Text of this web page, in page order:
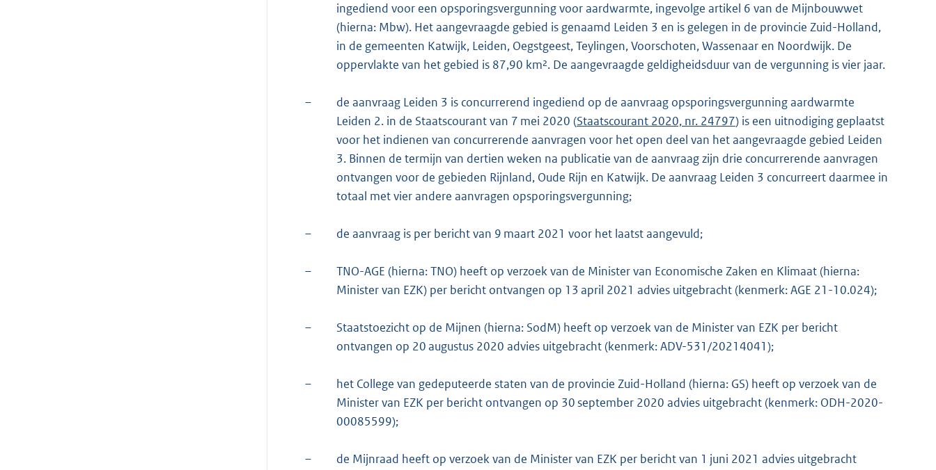
9
ingediend voor een opsporingsvergunning voor aardwarmte, ingevolge artikel 6 van de Mijnbouwwet
(hierna: Mbw). Het aangevraagde gebied is genaamd Leiden 3 en is gelegen in de provincie Zuid-Holland,
in de gemeenten Katwijk, Leiden, Oegstgeest, Teylingen, Voorschoten, Wassenaar en Noordwijk. De
oppervlakte van het gebied is 87,90 km². De aangevraagde geldigheidsduur van de vergunning is vier jaar.
–
de aanvraag Leiden 3 is concurrerend ingediend op de aanvraag opsporingsvergunning aardwarmte
Leiden 2. in de Staatscourant van 7 mei 2020 (Staatscourant 2020, nr. 24797) is een uitnodiging geplaatst
voor het indienen van concurrerende aanvragen voor het open deel van het aangevraagde gebied Leiden
3. Binnen de termijn van dertien weken na publicatie van de aanvraag zijn drie concurrerende aanvragen
ontvangen voor de gebieden Rijnland, Oude Rijn en Katwijk. De aanvraag Leiden 3 concurreert daarmee in
totaal met vier andere aanvragen opsporingsvergunning;
– de aanvraag is per bericht van 9 maart 2021 voor het laatst aangevuld;
–
TNO-AGE (hierna: TNO) heeft op verzoek van de Minister van Economische Zaken en Klimaat (hierna:
Minister van EZK) per bericht ontvangen op 13 april 2021 advies uitgebracht (kenmerk: AGE 21-10.024);
–
Staatstoezicht op de Mijnen (hierna: SodM) heeft op verzoek van de Minister van EZK per bericht
ontvangen op 20 augustus 2020 advies uitgebracht (kenmerk: ADV-531/20214041);
–
het College van gedeputeerde staten van de provincie Zuid-Holland (hierna: GS) heeft op verzoek van de
Minister van EZK per bericht ontvangen op 30 september 2020 advies uitgebracht (kenmerk: ODH-2020-
00085599);
–
de Mijnraad heeft op verzoek van de Minister van EZK per bericht van 1 juni 2021 advies uitgebracht